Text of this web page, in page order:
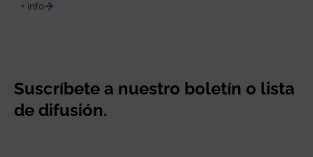
+ info
Suscríbete a nuestro boletín o lista
de difusión.